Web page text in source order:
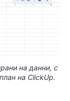
на данни, с
на ClickUp.